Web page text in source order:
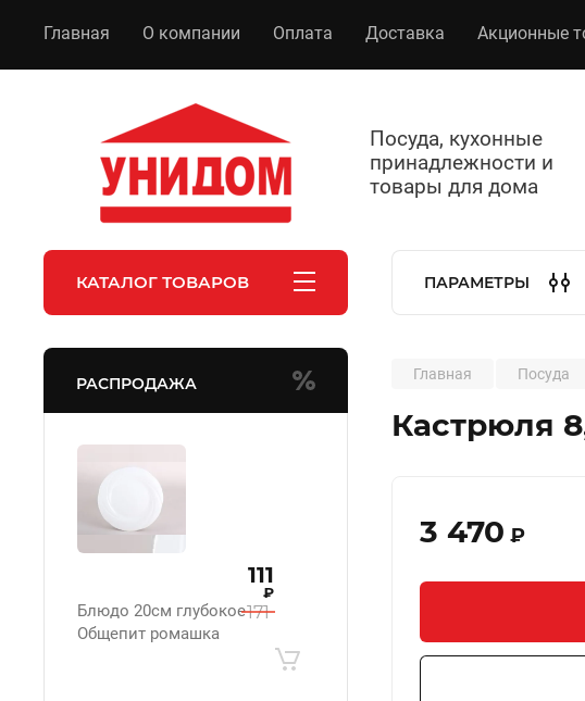
Главная О компании Оплата Доставка Акционные
Посуда, кухонные
принадлежности и
товары для дома
КАТАЛОГ ТОВАРОВ ПАРАМЕТРЫ
РАСПРОДАЖА
Блюдо 20см глубокое
Общепит ромашка
171
111
₽
Главная Посуда
Кастрюля
3 470 ₽